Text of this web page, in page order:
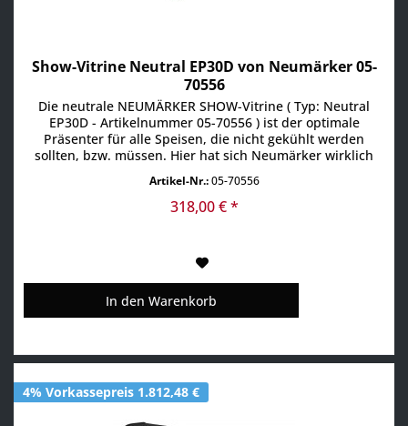
Show-Vitrine Neutral EP30D von Neumärker 05-
70556
Die neutrale NEUMÄRKER SHOW-Vitrine ( Typ: Neutral
EP30D - Artikelnummer 05-70556 ) ist der optimale
Präsenter für alle Speisen, die nicht gekühlt werden
sollten, bzw. müssen. Hier hat sich Neumärker wirklich
gebracht. Die Vitrine wird als hochwertiger Bausatz
angboten. Die Montage ist hier sehr einfach. Aufgrund
Artikel-Nr.:05-70556
318,00 € *
In den Warenkorb
4% Vorkassepreis 1.812,48 €